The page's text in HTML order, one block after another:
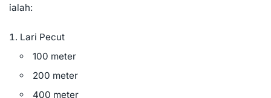
ialah:
Lari Pecut
100 meter
200 meter
400 meter